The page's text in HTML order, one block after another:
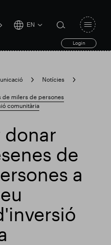
EN
Login
search
form
toggle
Notícies
de milers de persones
comunitària
donar
de
a